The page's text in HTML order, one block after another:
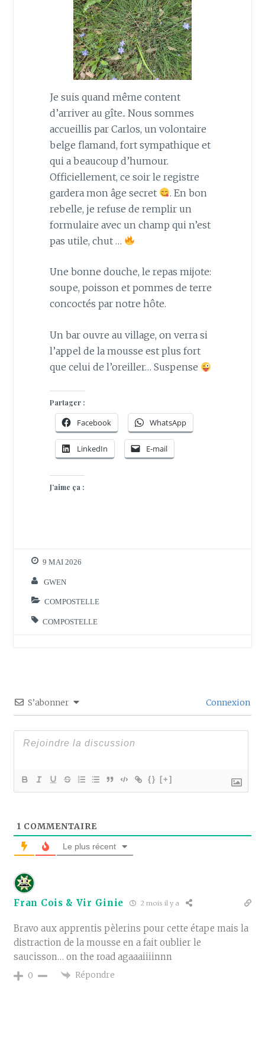
Je suis quand même content
d’arriver au gîte.. Nous sommes
accueillis par Carlos, un volontaire
belge flamand, fort sympathique et
qui a beaucoup d’humour.
Officiellement, ce soir le registre
gardera mon âge secret
. En bon
rebelle, je refuse de remplir un
formulaire avec un champ qui n’est
pas utile, chut …
Une bonne douche, le repas mijote:
soupe, poisson et pommes de terre
concoctés par notre hôte.
Un bar ouvre au village, on verra si
l’appel de la mousse est plus fort
que celui de l’oreiller… Suspense
Partager :
Facebook WhatsApp
LinkedIn E-mail
J’aime ça :
9 MAI 2026
GWEN
COMPOSTELLE
COMPOSTELLE
S’abonner Connexion
{} [+]
1 COMMENTAIRE
Le plus récent
Fran Cois & Vir Ginie 2 mois il y a
Bravo aux apprentis pèlerins pour cette étape mais la
distraction de la mousse en a fait oublier le
saucisson… on the road agaaaiiiinnn
0 Répondre